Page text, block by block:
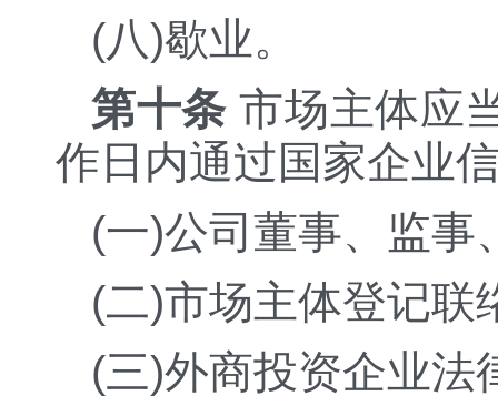
(八)歇业。
第十条市场主体应
作日内通过国家企业
(一)公司董事、监事
(二)市场主体登记联
(三)外商投资企业法